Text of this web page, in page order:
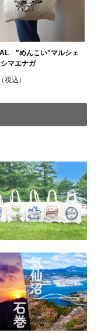
"めんこい"マルシェ
マエナガ
税込）